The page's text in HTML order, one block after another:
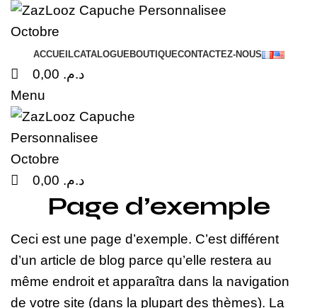
ACCUEILCATALOGUEBOUTIQUECONTACTEZ-NOUS
د.م.
Menu
د.م.
Page d’exemple
Ceci est une page d’exemple. C’est différent
d’un article de blog parce qu’elle restera au
même endroit et apparaîtra dans la navigation
de votre site (dans la plupart des thèmes). La
0